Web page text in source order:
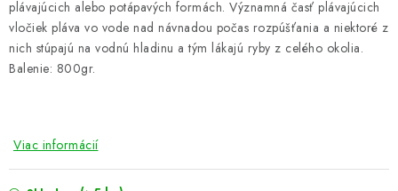
ZNAČKY
plávajúcich alebo potápavých formách. Významná časť plávajúcich
vločiek pláva vo vode nad návnadou počas rozpúšťania a niektoré z
nich stúpajú na vodnú hladinu a tým lákajú ryby z celého okolia.
Balenie: 800gr.
Viac informácií